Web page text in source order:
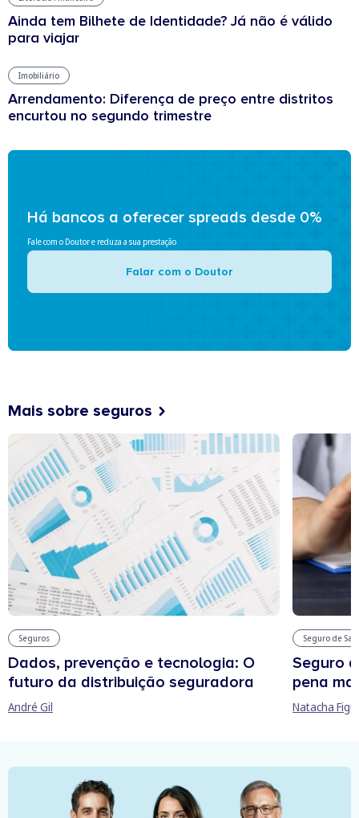
Ainda tem Bilhete de Identidade? Já não é válido
para viajar
Imobiliário
Arrendamento: Diferença de preço entre distritos
encurtou no segundo trimestre
Há bancos a oferecer spreads desde 0%
Fale com o Doutor e reduza a sua prestação
Falar com o Doutor
Mais sobre seguros
Seguros
Dados, prevenção e tecnologia: O
futuro da distribuição seguradora
André Gil
Seguro de
Seguro
pena
Natacha